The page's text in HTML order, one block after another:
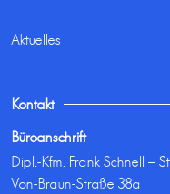
Aktuelles
Kontakt
Büroanschrift
Dipl.-Kfm. Frank Schnell –
Von-Braun-Straße 38a